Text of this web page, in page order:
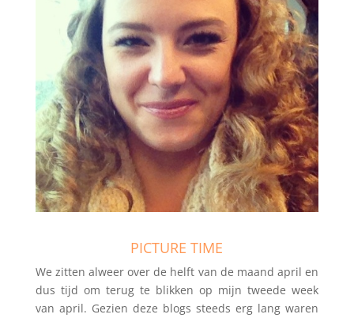
PICTURE TIME
We zitten alweer over de helft van de maand april en
dus tijd om terug te blikken op mijn tweede week
van april. Gezien deze blogs steeds erg lang waren